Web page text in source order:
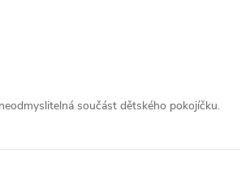
součást dětského pokojíčku.